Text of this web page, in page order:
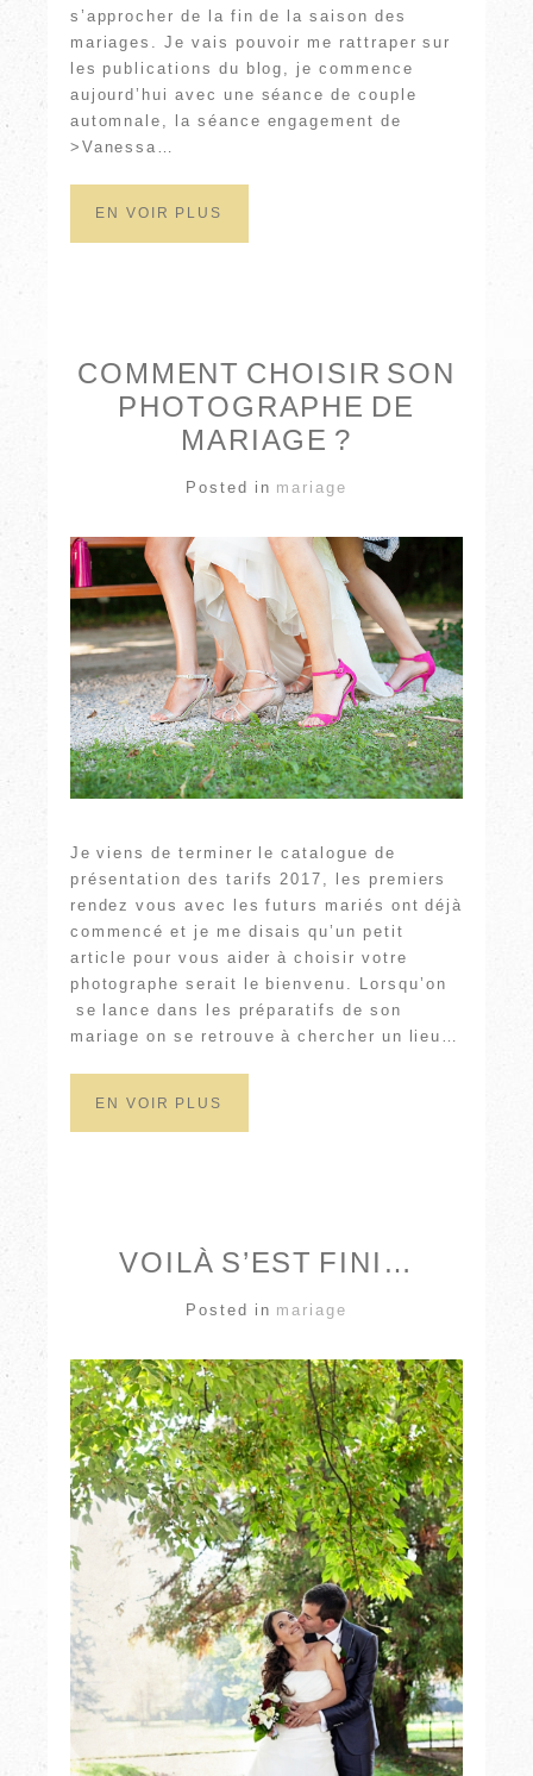
s’approcher de la fin de la saison des
mariages. Je vais pouvoir me rattraper sur
les publications du blog, je commence
aujourd’hui avec une séance de couple
automnale, la séance engagement de
>Vanessa…
EN VOIR PLUS
COMMENT CHOISIR SON
PHOTOGRAPHE DE
MARIAGE ?
Posted in mariage
Je viens de terminer le catalogue de
présentation des tarifs 2017, les premiers
rendez vous avec les futurs mariés ont déjà
commencé et je me disais qu’un petit
article pour vous aider à choisir votre
photographe serait le bienvenu. Lorsqu’on
se lance dans les préparatifs de son
mariage on se retrouve à chercher un lieu…
EN VOIR PLUS
VOILÀ S’EST FINI…
Posted in mariage